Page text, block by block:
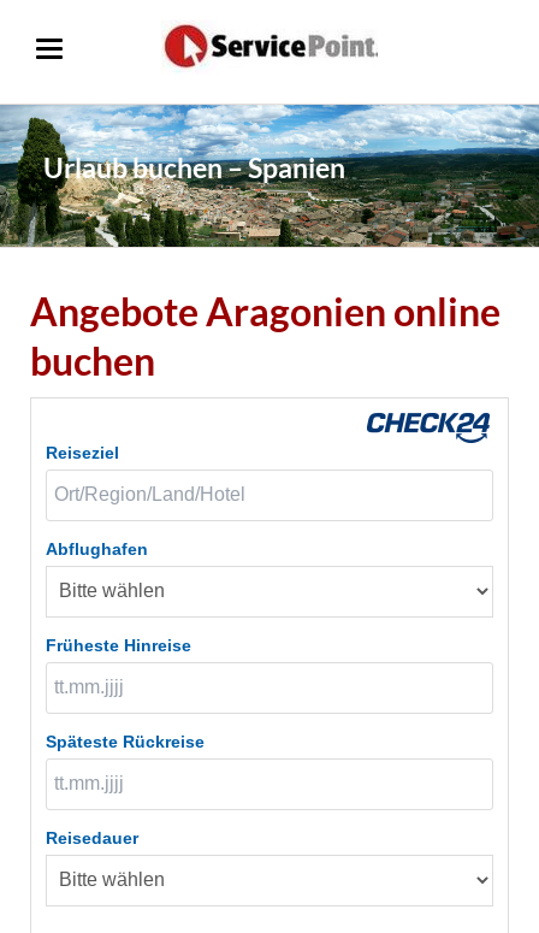
Urlaub buchen – Spanien
Angebote Aragonien online
buchen
Reiseziel
Abflughafen
Früheste Hinreise
Späteste Rückreise
Reisedauer